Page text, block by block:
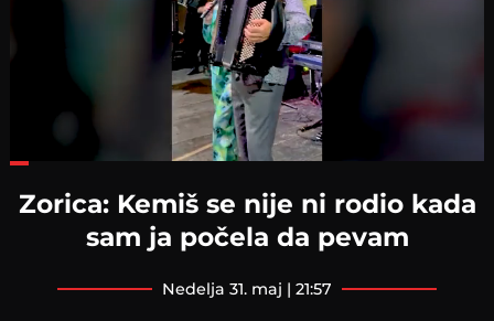
Zorica: Kemiš se nije ni rodio kada
sam ja počela da pevam
nedelja 31. maj | 21:57